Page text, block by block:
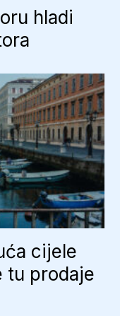
hladi
cijele
tu prodaje